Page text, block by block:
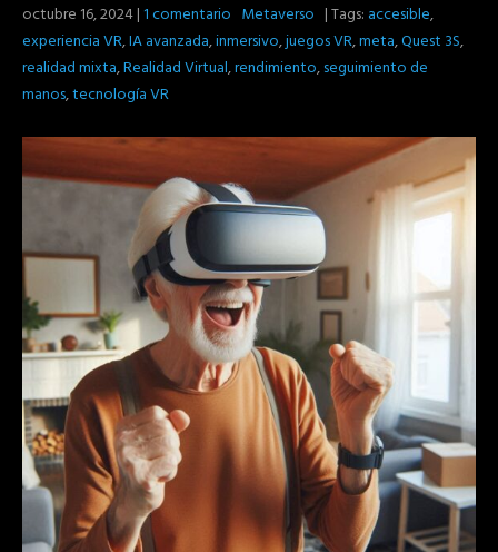
octubre 16, 2024|1 comentario Metaverso | Tags: accesible,
experiencia VR,IA avanzada,inmersivo,juegos VR,meta,Quest 3S,
realidad mixta,Realidad Virtual,rendimiento,seguimiento de
manos,tecnología VR